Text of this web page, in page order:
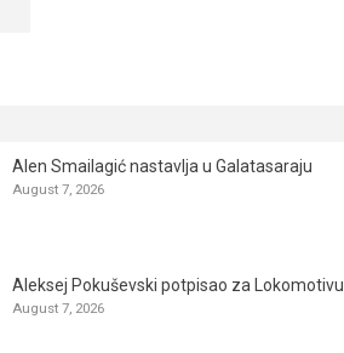
Alen Smailagić nastavlja u Galatasaraju
August 7, 2026
Aleksej Pokuševski potpisao za Lokomotivu
August 7, 2026